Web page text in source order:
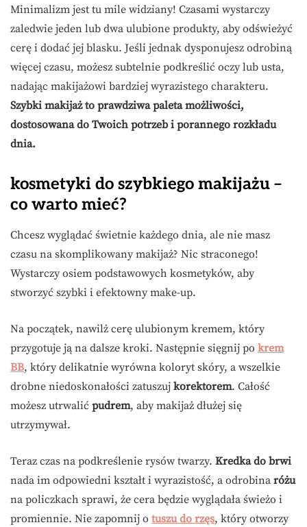
Minimalizm jest tu mile widziany! Czasami wystarczy
zaledwie jeden lub dwa ulubione produkty, aby odświeżyć
cerę i dodać jej blasku. Jeśli jednak dysponujesz odrobiną
więcej czasu, możesz subtelnie podkreślić oczy lub usta,
nadając makijażowi bardziej wyrazistego charakteru.
Szybki makijaż to prawdziwa paleta możliwości,
dostosowana do Twoich potrzeb i porannego rozkładu
dnia.
kosmetyki do szybkiego makijażu –
co warto mieć?
Chcesz wyglądać świetnie każdego dnia, ale nie masz
czasu na skomplikowany makijaż? Nic straconego!
Wystarczy osiem podstawowych kosmetyków, aby
stworzyć szybki i efektowny make-up.
Na początek, nawilż cerę ulubionym kremem, który
przygotuje ją na dalsze kroki. Następnie sięgnij po krem
BB, który delikatnie wyrówna koloryt skóry, a wszelkie
drobne niedoskonałości zatuszuj korektorem. Całość
możesz utrwalić pudrem, aby makijaż dłużej się
utrzymywał.
Teraz czas na podkreślenie rysów twarzy. Kredka do brwi
nada im odpowiedni kształt i wyrazistość, a odrobina różu
na policzkach sprawi, że cera będzie wyglądała świeżo i
promiennie. Nie zapomnij o tuszu do rzęs, który otworzy